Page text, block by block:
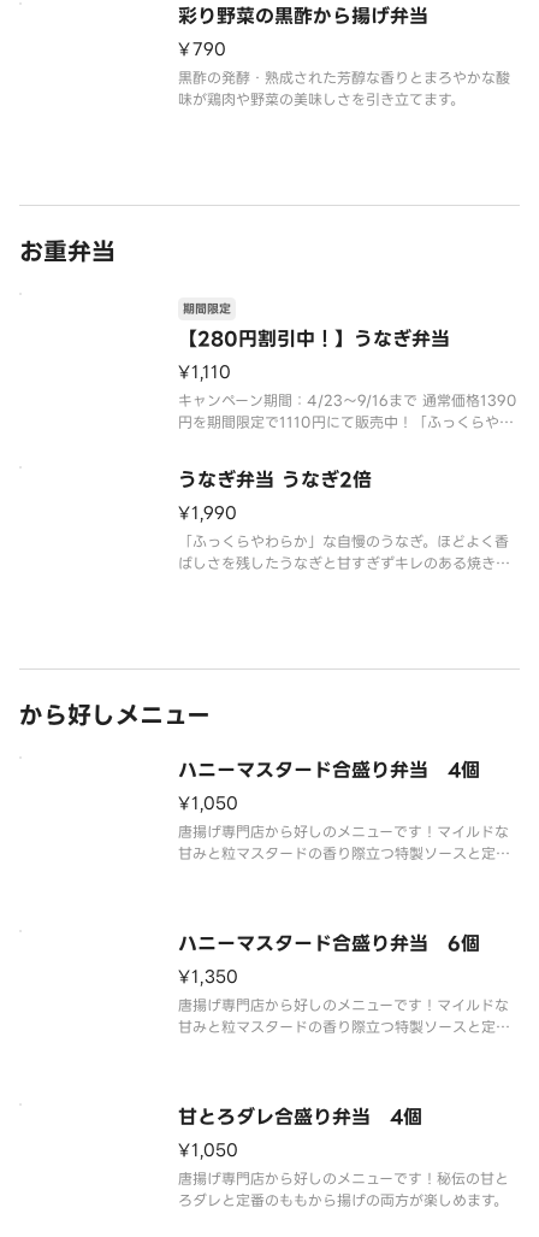
彩り野菜の黒酢から揚げ弁当
¥790
黒酢の発酵・熟成された芳醇な香りとまろやかな酸
味が鶏肉や野菜の美味しさを引き立てます。
お重弁当
【280円割引中！】うなぎ弁当
期間限定
¥1,110
キャンペーン期間：4/23～9/16まで 通常価格1390
円を期間限定で1110円にて販売中！「ふっくらやわ
うなぎと甘すぎずキレのある焼きダレが相性抜群。
うなぎ弁当 うなぎ2倍
¥1,990
「ふっくらやわらか」な自慢のうなぎ。ほどよく香
ばしさを残したうなぎと甘すぎずキレのある焼きダ
から好しメニュー
ハニーマスタード合盛り弁当 4個
¥1,050
唐揚げ専門店から好しのメニューです！マイルドな
甘みと粒マスタードの香り際立つ特製ソースと定番
ハニーマスタード合盛り弁当 6個
¥1,350
唐揚げ専門店から好しのメニューです！マイルドな
甘みと粒マスタードの香り際立つ特製ソースと定番
甘とろダレ合盛り弁当 4個
¥1,050
唐揚げ専門店から好しのメニューです！秘伝の甘と
ろダレと定番のももから揚げの両方が楽しめます。